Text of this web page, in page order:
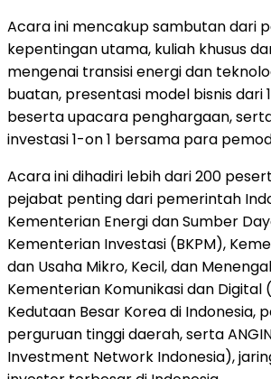
Acara ini mencakup sambutan dari
kepentingan utama, kuliah khusus
mengenai transisi energi dan
buatan, presentasi model bisnis dari
beserta upacara penghargaan,
investasi 1-on 1 bersama para
Acara ini dihadiri lebih dari 200
pejabat penting dari pemerintah
Kementerian Energi dan Sumber
Kementerian Investasi (BKPM),
dan Usaha Mikro, Kecil, dan
Kementerian Komunikasi dan Digital
Kedutaan Besar Korea di Indonesia,
perguruan tinggi daerah, serta
Investment Network Indonesia),